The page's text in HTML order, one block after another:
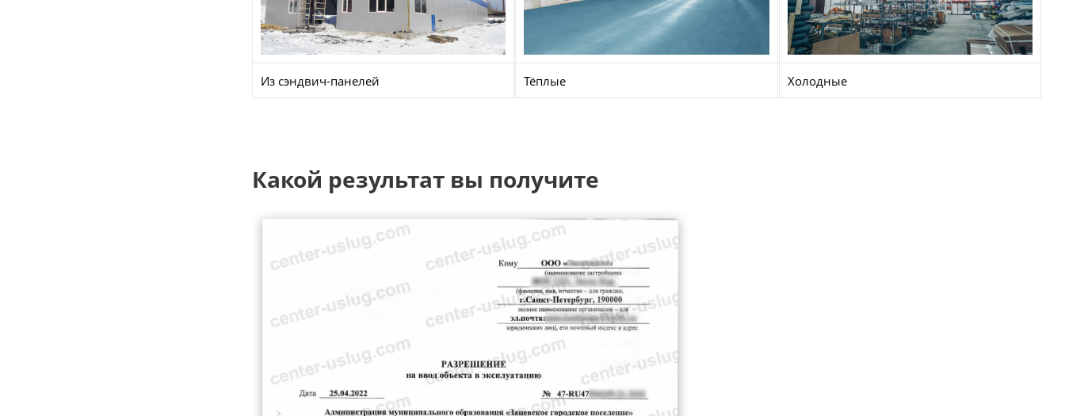
Из сэндвич-панелей Тёплые Холодные
Какой результат вы получите